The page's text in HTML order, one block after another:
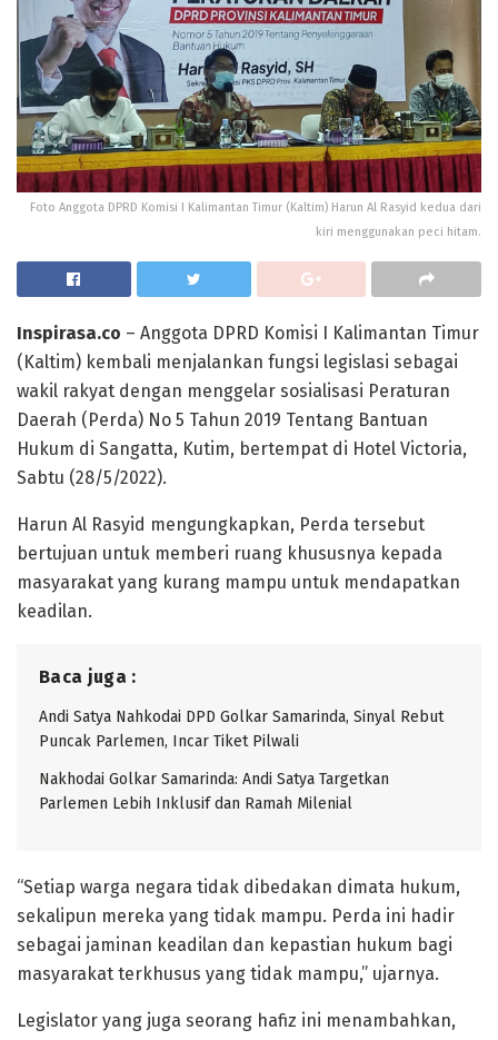
Foto Anggota DPRD Komisi I Kalimantan Timur (Kaltim) Harun Al Rasyid kedua dari
kiri menggunakan peci hitam.
Inspirasa.co – Anggota DPRD Komisi I Kalimantan Timur
(Kaltim) kembali menjalankan fungsi legislasi sebagai
wakil rakyat dengan menggelar sosialisasi Peraturan
Daerah (Perda) No 5 Tahun 2019 Tentang Bantuan
Hukum di Sangatta, Kutim, bertempat di Hotel Victoria,
Sabtu (28/5/2022).
Harun Al Rasyid mengungkapkan, Perda tersebut
bertujuan untuk memberi ruang khususnya kepada
masyarakat yang kurang mampu untuk mendapatkan
keadilan.
Baca juga :
Andi Satya Nahkodai DPD Golkar Samarinda, Sinyal Rebut
Puncak Parlemen, Incar Tiket Pilwali
Nakhodai Golkar Samarinda: Andi Satya Targetkan
Parlemen Lebih Inklusif dan Ramah Milenial
“Setiap warga negara tidak dibedakan dimata hukum,
sekalipun mereka yang tidak mampu. Perda ini hadir
sebagai jaminan keadilan dan kepastian hukum bagi
masyarakat terkhusus yang tidak mampu,” ujarnya.
Legislator yang juga seorang hafiz ini menambahkan,